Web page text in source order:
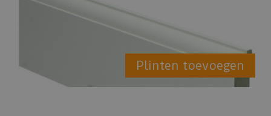
Plinten toevoegen